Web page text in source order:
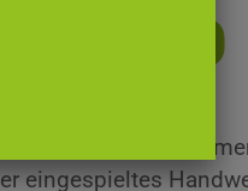
HAND
sich um nichts
eingespieltes